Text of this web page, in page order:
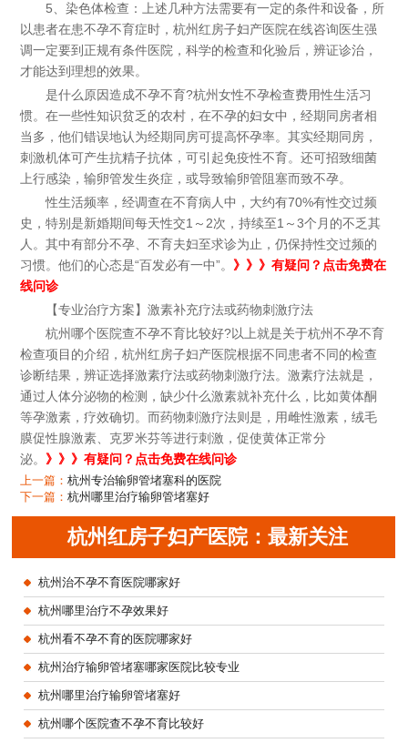
5、染色体检查：上述几种方法需要有一定的条件和设备，所
以患者在患不孕不育症时，杭州红房子妇产医院在线咨询医生强
调一定要到正规有条件医院，科学的检查和化验后，辨证诊治，
才能达到理想的效果。
是什么原因造成不孕不育?杭州女性不孕检查费用性生活习
惯。在一些性知识贫乏的农村，在不孕的妇女中，经期同房者相
当多，他们错误地认为经期同房可提高怀孕率。其实经期同房，
刺激机体可产生抗精子抗体，可引起免疫性不育。还可招致细菌
上行感染，输卵管发生炎症，或导致输卵管阻塞而致不孕。
性生活频率，经调查在不育病人中，大约有70%有性交过频
史，特别是新婚期间每天性交1～2次，持续至1～3个月的不乏其
人。其中有部分不孕、不育夫妇至求诊为止，仍保持性交过频的
习惯。他们的心态是“百发必有一中”。 》》》有疑问？点击免费在
线问诊
【专业治疗方案】激素补充疗法或药物刺激疗法
杭州哪个医院查不孕不育比较好?以上就是关于杭州不孕不育
检查项目的介绍，杭州红房子妇产医院根据不同患者不同的检查
诊断结果，辨证选择激素疗法或药物刺激疗法。激素疗法就是，
通过人体分泌物的检测，缺少什么激素就补充什么，比如黄体酮
等孕激素，疗效确切。而药物刺激疗法则是，用雌性激素，绒毛
膜促性腺激素、克罗米芬等进行刺激，促使黄体正常分
泌。 》》》有疑问？点击免费在线问诊
上一篇：杭州专治输卵管堵塞科的医院
下一篇：杭州哪里治疗输卵管堵塞好
杭州红房子妇产医院：最新关注
杭州治不孕不育医院哪家好
杭州哪里治疗不孕效果好
杭州看不孕不育的医院哪家好
杭州治疗输卵管堵塞哪家医院比较专业
杭州哪里治疗输卵管堵塞好
杭州哪个医院查不孕不育比较好